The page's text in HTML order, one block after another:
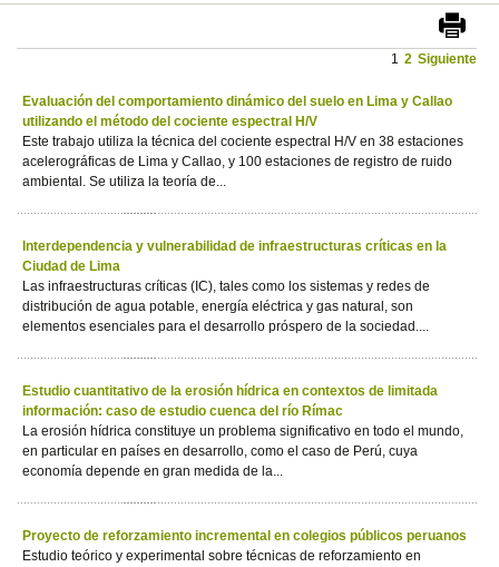
1 2 Siguiente
Evaluación del comportamiento dinámico del suelo en Lima y Callao
utilizando el método del cociente espectral H/V
Este trabajo utiliza la técnica del cociente espectral H/V en 38 estaciones
acelerográficas de Lima y Callao, y 100 estaciones de registro de ruido
ambiental. Se utiliza la teoría de...
Interdependencia y vulnerabilidad de infraestructuras críticas en la
Ciudad de Lima
Las infraestructuras críticas (IC), tales como los sistemas y redes de
distribución de agua potable, energía eléctrica y gas natural, son
elementos esenciales para el desarrollo próspero de la sociedad....
Estudio cuantitativo de la erosión hídrica en contextos de limitada
información: caso de estudio cuenca del río Rímac
La erosión hídrica constituye un problema significativo en todo el mundo,
en particular en países en desarrollo, como el caso de Perú, cuya
economía depende en gran medida de la...
Proyecto de reforzamiento incremental en colegios públicos peruanos
Estudio teórico y experimental sobre técnicas de reforzamiento en